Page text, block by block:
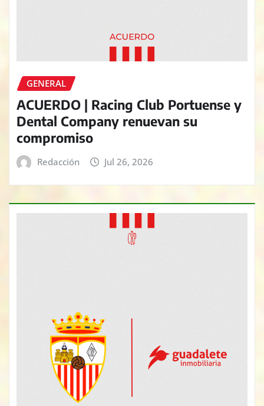
GENERAL
ACUERDO | Racing Club Portuense y
Dental Company renuevan su
compromiso
Redacción Jul 26, 2026